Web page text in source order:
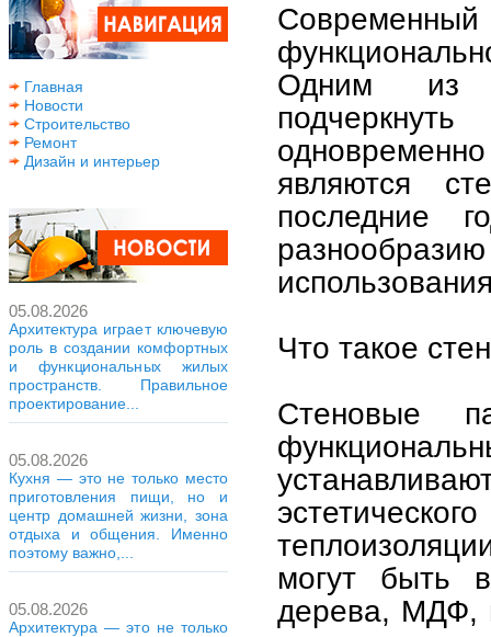
Главная
Новости
Строительство
Ремонт
Дизайн и интерьер
05.08.2026
Архитектура играет ключевую
роль в создании комфортных
и функциональных жилых
пространств. Правильное
проектирование...
05.08.2026
Кухня — это не только место
приготовления пищи, но и
центр домашней жизни, зона
отдыха и общения. Именно
поэтому важно,...
05.08.2026
Архитектура — это не только
Современный
Одним из
являются
последние
Что такое
Стеновые
могут быть
дерева, МДФ,